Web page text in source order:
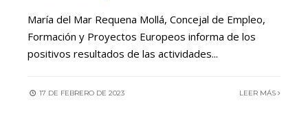
María del Mar Requena Mollá, Concejal de Empleo,
Formación y Proyectos Europeos informa de los
positivos resultados de las actividades...
17 DE FEBRERO DE 2023 LEER MÁS